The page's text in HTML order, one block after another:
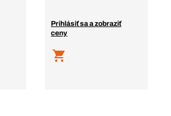
Prihlásiť sa a zobraziť
ceny